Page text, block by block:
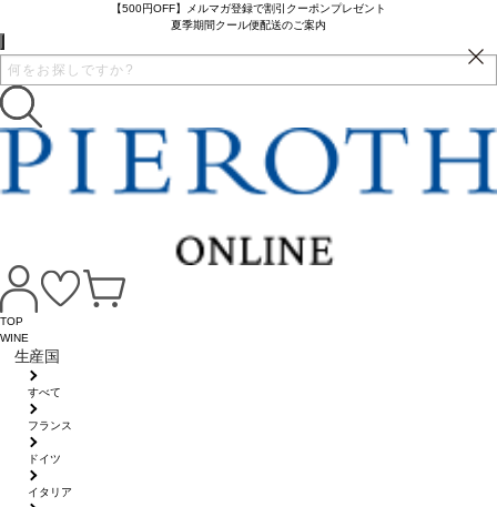
【500円OFF】メルマガ登録で割引クーポンプレゼント
夏季期間クール便配送のご案内
TOP
WINE
生産国
すべて
フランス
ドイツ
イタリア